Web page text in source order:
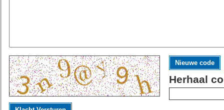
Nieuwe code
Herhaal